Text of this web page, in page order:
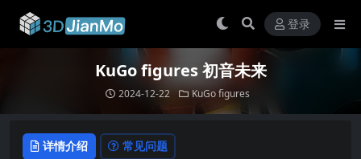
登录
KuGo figures 初音未来
2024-12-22 KuGo figures
详情介绍 常见问题